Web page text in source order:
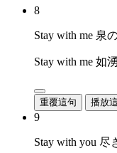
8
Stay with me 泉
Stay with me 如
重覆這句 播放
9
Stay with you 尽